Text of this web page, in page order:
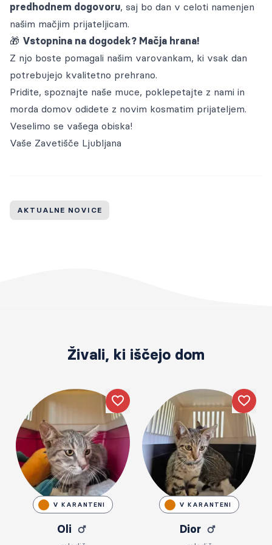
predhodnem dogovoru, saj bo dan v celoti namenjen
našim mačjim prijateljicam.
🎁 Vstopnina na dogodek? Mačja hrana!
Z njo boste pomagali našim varovankam, ki vsak dan
potrebujejo kvalitetno prehrano.
Pridite, spoznajte naše muce, poklepetajte z nami in
morda domov odidete z novim kosmatim prijateljem.
Veselimo se vašega obiska!
Vaše Zavetišče Ljubljana
AKTUALNE NOVICE
Živali, ki iščejo dom
Like
V KARANTENI
Oli
Like
V KARANTENI
Dior